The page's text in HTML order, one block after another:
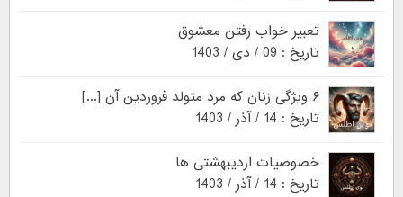
تعبیر خواب رفتن معشوق
تاریخ : 09 / دی / 1403
۶ ویژگی زنان که مرد متولد فروردین آن [...]
تاریخ : 14 / آذر / 1403
خصوصیات اردیبهشتی ها
تاریخ : 14 / آذر / 1403